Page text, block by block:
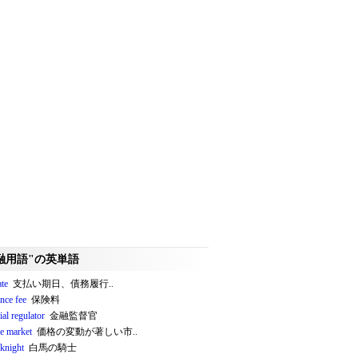
用語"の英単語
支払い期日、債務履行..
fee 保険料
regulator 金融監督官
market価格の変動が著しい市..
白馬の騎士